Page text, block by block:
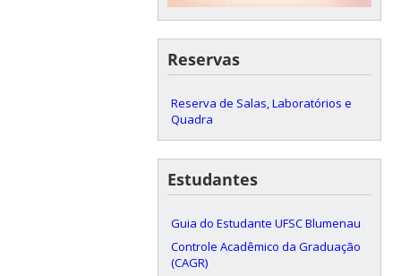
Reservas
Reserva de Salas, Laboratórios e
Quadra
Estudantes
Guia do Estudante UFSC Blumenau
Controle Acadêmico da Graduação
(CAGR)